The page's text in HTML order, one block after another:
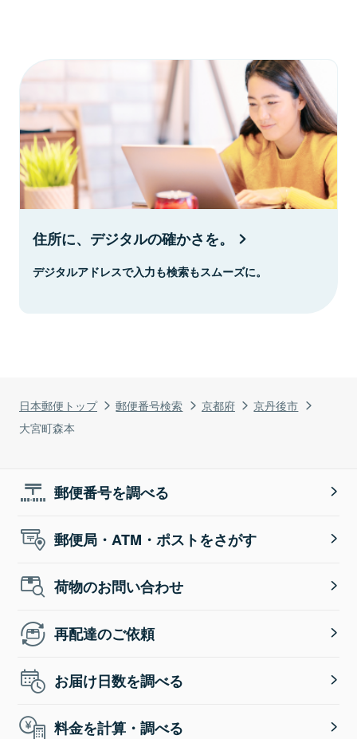
日本郵便トップ 郵便番号検索 京都府
京丹後市
大宮町森本
住所に、デジタルの確かさを。
デジタルアドレスで入力も検索もスムーズに。
郵便番号を調べる
郵便局・ATM・ポストをさがす
荷物のお問い合わせ
再配達のご依頼
お届け日数を調べる
料金を計算・調べる